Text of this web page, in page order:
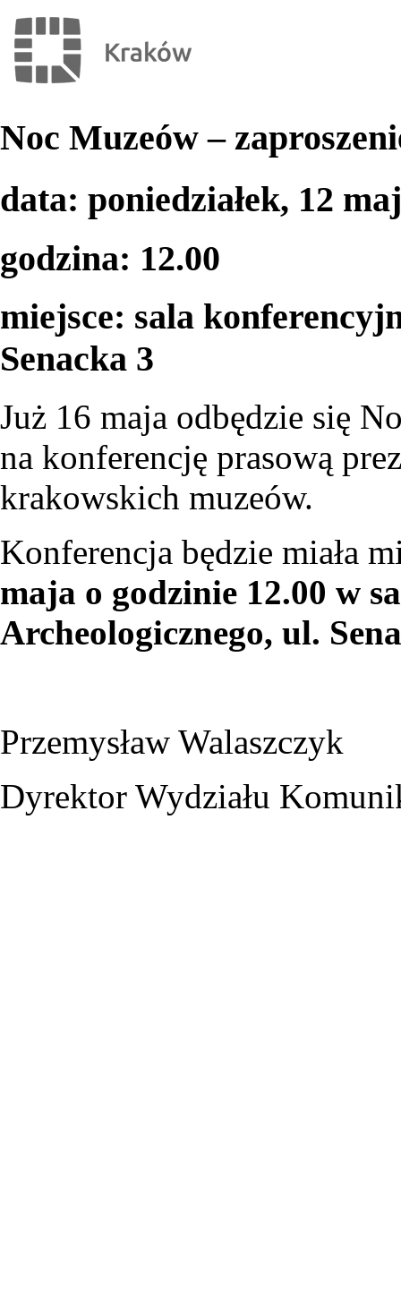
Noc Muzeów –
data: poniedziałek, 12
godzina: 12.00
miejsce: sala
Senacka 3
Już 16 maja odbędzie się
na konferencję prasową
krakowskich muzeów.
Konferencja będzie miała
maja o godzinie 12.00 w
Archeologicznego, ul.
Przemysław Walaszczyk
Dyrektor Wydziału